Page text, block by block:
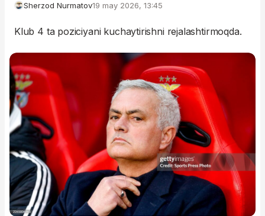
Sherzod Nurmatov19 may 2026, 13:45
Klub 4 ta poziciyani kuchaytirishni rejalashtirmoqda.